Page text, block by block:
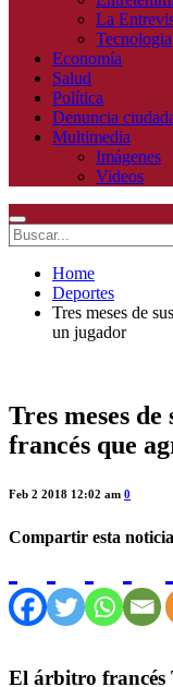
La
Tecnologia
Economía
Salud
Política
Denuncia
Multimedia
Imágenes
Videos
Home
Deportes
Tres meses de
un jugador
Tres meses
francés que
Feb 2 2018 12:02 am 0
Compartir esta noticia
El árbitro francés